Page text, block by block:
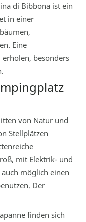
di Bibbona ist ein
in einer
Eine
besonders
von Natur und
Stellplätzen
mit Elektrik- und
auch möglich einen
Der
finden sich